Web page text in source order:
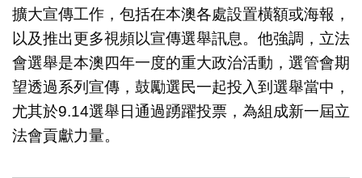
擴大宣傳工作，包括在本澳各處設置橫額或海報，
以及推出更多視頻以宣傳選舉訊息。他強調，立法
會選舉是本澳四年一度的重大政治活動，選管會期
望透過系列宣傳，鼓勵選民一起投入到選舉當中，
尤其於9.14選舉日通過踴躍投票，為組成新一屆立
法會貢獻力量。